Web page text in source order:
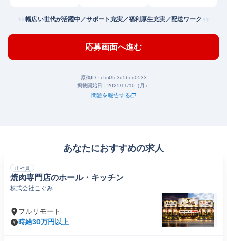
幅広い世代が活躍中／サポート充実／福利厚生充実／配送ワーク
応募画面へ進む
原稿ID： cfd49c3d5bed0533
掲載開始日： 2025/11/10（月）
問題を報告する
あなたにおすすめの求人
正社員
焼肉専門店のホール・キッチン
株式会社こぐみ
フルリモート
時給30万円以上